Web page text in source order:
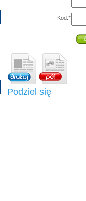
Kod:*
Podziel się